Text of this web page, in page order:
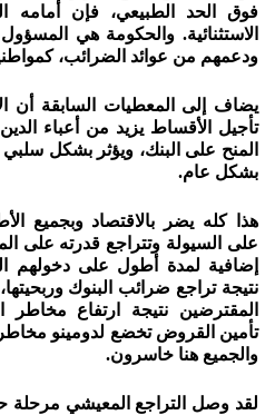
فوق الحد الطبيعي، فإن أمامه
الاستثنائية. والحكومة هي
ودعمهم من عوائد الضرائب،
يضاف إلى المعطيات السابقة أن
تأجيل الأقساط يزيد من أعباء
المنح على البنك، ويؤثر بشكل
بشكل عام.
هذا كله يضر بالاقتصاد وبجميع
على السيولة وتتراجع قدرته على
إضافية لمدة أطول على دخولهم
نتيجة تراجع ضرائب البنوك
المقترضين نتيجة ارتفاع
تأمين القروض تخضع لدومينو
والجميع هنا خاسرون.
لقد وصل التراجع المعيشي